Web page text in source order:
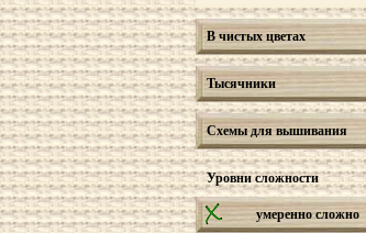
В чистых цветах
Тысячники
Схемы для вышивания
Уровни сложности
умеренно сложно